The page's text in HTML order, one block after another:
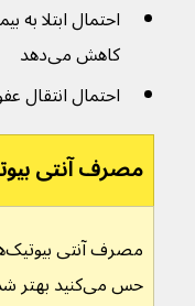
احتمال ابتلا به بیماری‌های
کاهش می‌دهد
احتمال انتقال
مصرف آنتی
حس می‌کنید بهتر شده‌اید.